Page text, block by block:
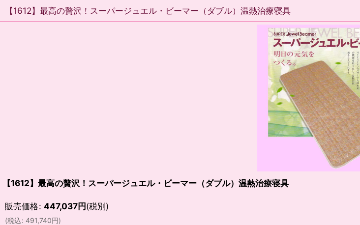
【1612】最高の贅沢！スーパージュエル・ビーマー（ダブル）温熱治療寝具
【1612】最高の贅沢！スーパージュエル・ビーマー（ダブル）温熱治療寝具
販売価格: 447,037円(税別)
(税込: 491,740円)